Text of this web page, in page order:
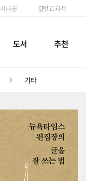
시나공 길벗교과서
도서 추천
기타